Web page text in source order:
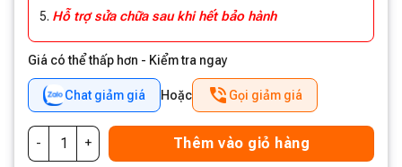
Hỗ trợ sửa chữa sau khi hết bảo hành
Giá có thể thấp hơn - Kiểm tra ngay
Chat giảm giá Hoặc Gọi giảm giá
Thêm vào giỏ hàng